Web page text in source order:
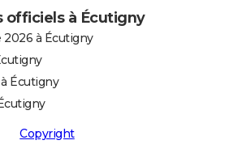
officiels à Écutigny
à Écutigny
Écutigny
Copyright